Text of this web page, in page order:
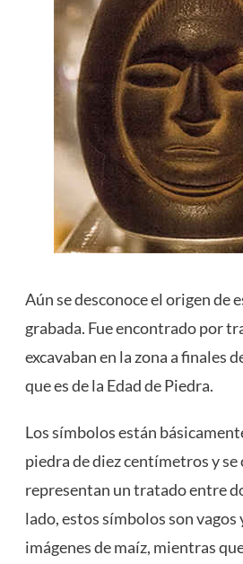
Aún se desconoce el origen de
grabada. Fue encontrado por
excavaban en la zona a finales
que es de la Edad de Piedra.
Los símbolos están
piedra de diez centímetros y se
representan un tratado entre
lado, estos símbolos son vagos
imágenes de maíz, mientras